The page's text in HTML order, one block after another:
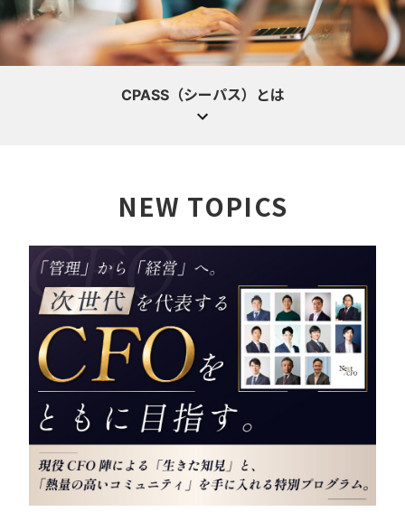
CPASS（シーパス）とは
詳しく見る
NEW TOPICS